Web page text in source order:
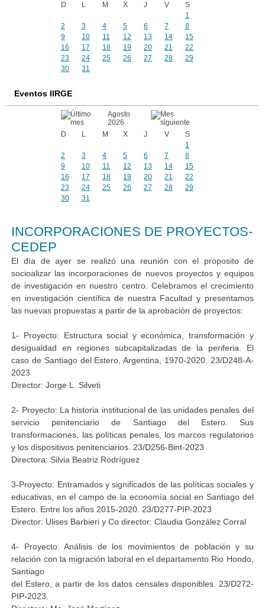
D
L M X J V
S
1
2
3 4 5 6 7
8
9
10 11 12 13 14
15
16
17 18 19 20 21
22
23
24 25 26 27 28
29
30
31
Eventos IIRGE
Agosto
2026
D
L M X J V
S
1
2
3 4 5 6 7
8
9
10 11 12 13 14
15
16
17 18 19 20 21
22
23
24 25 26 27 28
29
30
31
INCORPORACIONES DE PROYECTOS-
CEDEP
El día de ayer se realizó una reunión con el proposito de
socioalizar las incorporaciones de nuevos proyectos y equipos
de investigación en nuestro centro. Celebramos el crecimiento
en investigación científica de nuestra Facultad y presentamos
las nuevas propuestas a partir de la aprobación de proyectos:
1- Proyecto: Estructura social y económica, transformación y
desigualdad en regiones subcapitalizadas de la periferia. El
caso de Santiago del Estero, Argentina, 1970-2020. 23/D248-A-
2023
Director: Jorge L. Silveti
2- Proyecto: La historia institucional de las unidades penales del
servicio penitenciario de Santiago del Estero. Sus
transformaciones, las políticas penales, los marcos regulatorios
y los dispositivos penitenciarios. 23/D256-Bint-2023
Directora: Silvia Beatriz Rodríguez
3-Proyecto: Entramados y significados de las políticas sociales y
educativas, en el campo de la economía social en Santiago del
Estero. Entre los años 2015-2020. 23/D277-PIP-2023
Director: Ulises Barbieri y Co director: Claudia González Corral
4- Proyecto: Análisis de los movimientos de población y su
relación con la migración laboral en el departamento Rio Hondo,
Santiago
del Estero, a partir de los datos censales disponibles. 23/D272-
PIP-2023.